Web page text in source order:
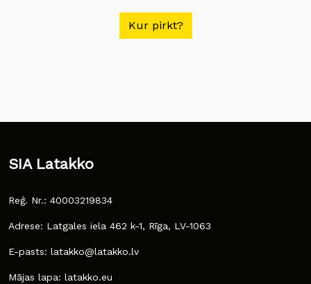
Kur pirkt?
SIA Latakko
Reģ. Nr.: 40003219834
Adrese: Latgales iela 462 k-1, Rīga, LV-1063
E-pasts: latakko@latakko.lv
Mājas lapa: latakko.eu